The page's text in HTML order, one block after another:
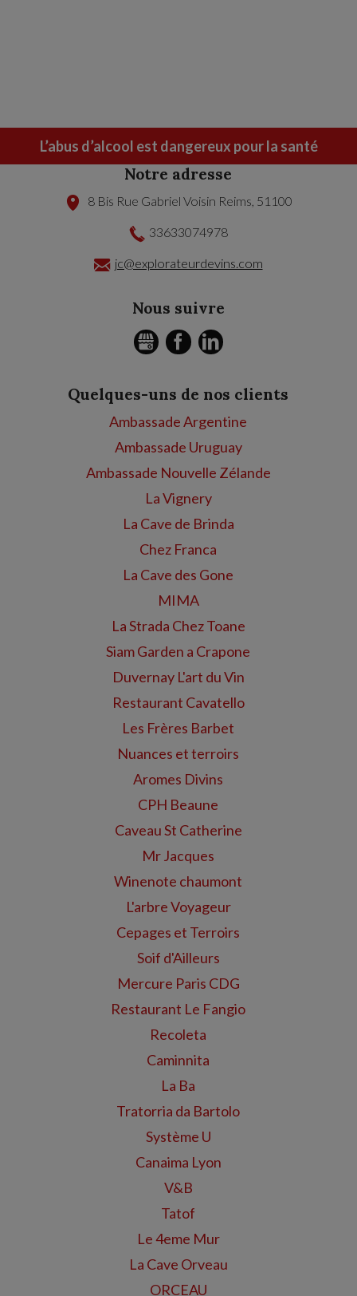
L’abus d’alcool est dangereux pour la santé
Notre adresse
8 Bis Rue Gabriel Voisin Reims, 51100
33633074978
jc@explorateurdevins.com
Nous suivre
GMB FACEBOOK
Quelques-uns de nos clients
Ambassade Argentine
Ambassade Uruguay
Ambassade Nouvelle Zélande
La Vignery
La Cave de Brinda
Chez Franca
La Cave des Gone
MIMA
La Strada Chez Toane
Siam Garden a Crapone
Duvernay L'art du Vin
Restaurant Cavatello
Les Frères Barbet
Nuances et terroirs
Aromes Divins
CPH Beaune
Caveau St Catherine
Mr Jacques
Winenote chaumont
L'arbre Voyageur
Cepages et Terroirs
Soif d'Ailleurs
Mercure Paris CDG
Restaurant Le Fangio
Recoleta
Caminnita
La Ba
Tratorria da Bartolo
Système U
Canaima Lyon
V&B
Tatof
Le 4eme Mur
La Cave Orveau
ORCEAU